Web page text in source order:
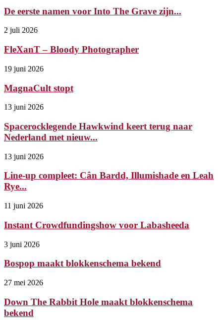
De eerste namen voor Into The Grave zijn...
2 juli 2026
FleXanT – Bloody Photographer
19 juni 2026
MagnaCult stopt
13 juni 2026
Spacerocklegende Hawkwind keert terug naar
Nederland met nieuw...
13 juni 2026
Line-up compleet: Cân Bardd, Illumishade en Leah
Rye...
11 juni 2026
Instant Crowdfundingshow voor Labasheeda
3 juni 2026
Bospop maakt blokkenschema bekend
27 mei 2026
Down The Rabbit Hole maakt blokkenschema
bekend